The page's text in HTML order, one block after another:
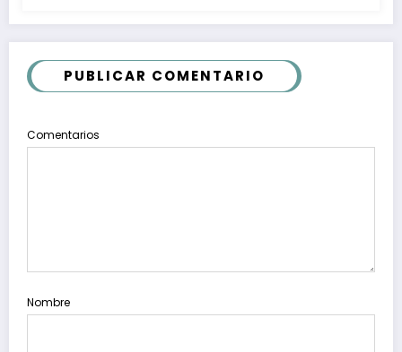
PUBLICAR COMENTARIO
Comentarios
Nombre